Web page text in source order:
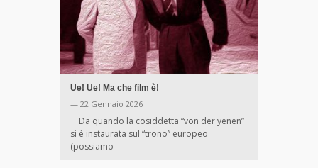
Ue! Ue! Ma che film è!
— 22 Gennaio 2026
Da quando la cosiddetta “von der yenen”
si è instaurata sul “trono” europeo
(possiamo